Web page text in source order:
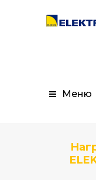
Меню